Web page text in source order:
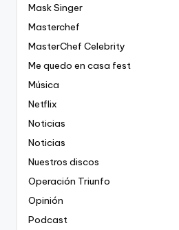
Mask Singer
Masterchef
MasterChef Celebrity
Me quedo en casa fest
Música
Netflix
Noticias
Noticias
Nuestros discos
Operación Triunfo
Opinión
Podcast